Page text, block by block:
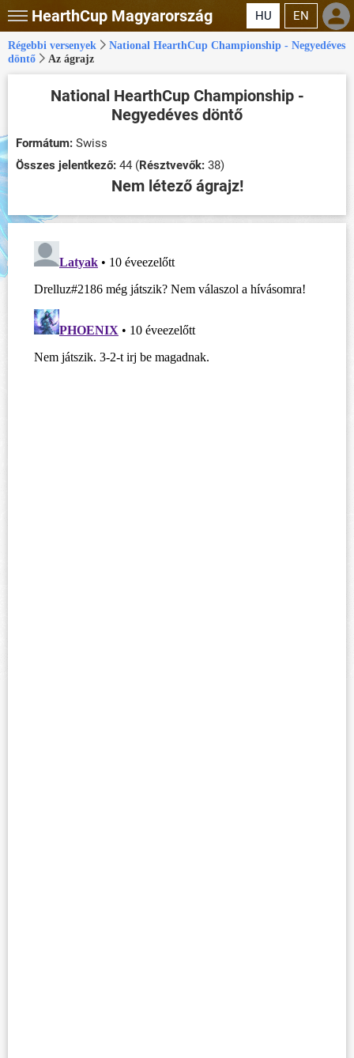
HearthCup Magyarország HU EN
Régebbi versenyek
National HearthCup Championship - Negyedéves
döntő
Az ágrajz
National HearthCup Championship -
Negyedéves döntő
Formátum: Swiss
Összes jelentkező: 44 (Résztvevők: 38)
Nem létező ágrajz!